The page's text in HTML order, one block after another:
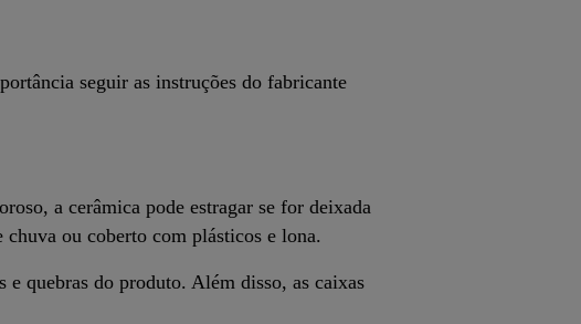
seguir as instruções do fabricante
a cerâmica pode estragar se for deixada
ou coberto com plásticos e lona.
quebras do produto. Além disso, as caixas